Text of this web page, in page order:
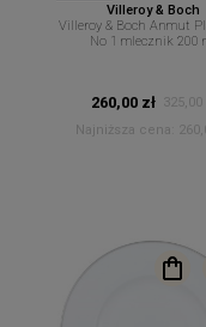
Villeroy & Boch
Villeroy & Boch Anmut
No 1 mlecznik 200
260,00 zł
325,00
Najniższa cena: